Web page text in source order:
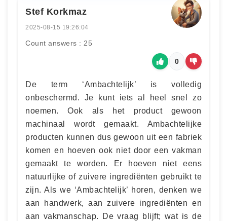
Stef Korkmaz
2025-08-15 19:26:04
Count answers : 25
0
De term ‘Ambachtelijk’ is volledig
onbeschermd. Je kunt iets al heel snel zo
noemen. Ook als het product gewoon
machinaal wordt gemaakt. Ambachtelijke
producten kunnen dus gewoon uit een fabriek
komen en hoeven ook niet door een vakman
gemaakt te worden. Er hoeven niet eens
natuurlijke of zuivere ingrediënten gebruikt te
zijn. Als we ‘Ambachtelijk’ horen, denken we
aan handwerk, aan zuivere ingrediënten en
aan vakmanschap. De vraag blijft; wat is de